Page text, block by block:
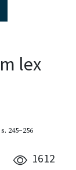
lex
s. 245–256
1612